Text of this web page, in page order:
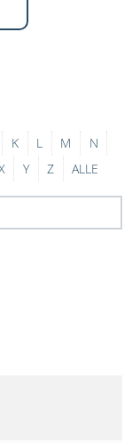
K L M
N
Y Z ALLE